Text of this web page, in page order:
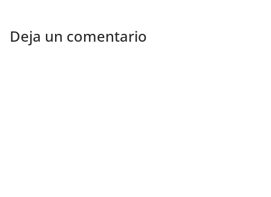
Deja un comentario